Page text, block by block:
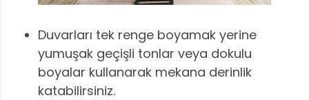
Duvarları tek renge boyamak yerine
yumuşak geçişli tonlar veya dokulu
boyalar kullanarak mekana derinlik
katabilirsiniz.